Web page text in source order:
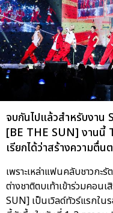
จบกันไปแล้วสำหรับงาน
[BE THE SUN] งานนี้
เรียกได้ว่าสร้างความตื่น
เพราะเหล่าแฟนคลับชาวกะ
ต่างชาติตบเท้าเข้าร่วมคอ
SUN] เป็นเวิลด์ทัวร์แรกใน